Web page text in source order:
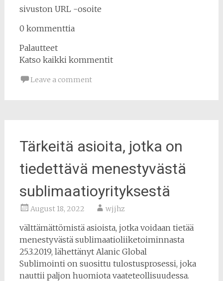
sivuston URL -osoite
0 kommenttia
Palautteet
Katso kaikki kommentit
Leave a comment
Tärkeitä asioita, jotka on
tiedettävä menestyvästä
sublimaatioyrityksestä
August 18, 2022 wjjhz
välttämättömistä asioista, jotka voidaan tietää
menestyvästä sublimaatioliiketoiminnasta
25.3.2019, lähettänyt Alanic Global
Sublimointi on suosittu tulostusprosessi, joka
nauttii paljon huomiota vaateteollisuudessa.